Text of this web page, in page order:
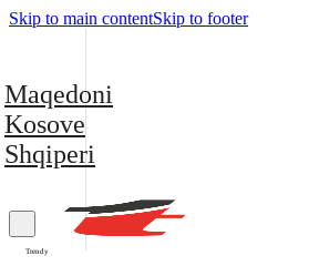
Skip to main contentSkip to footer
Maqedoni
Kosove
Shqiperi
Trendy